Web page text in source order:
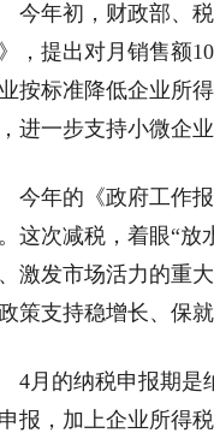
年初，财政部、税
，提出对月销售额
按标准降低企业所
进一步支持小微企业
年的《政府工作报
这次减税，着眼“放
激发市场活力的重
策支持稳增长、保
的纳税申报期是纳
报，加上企业所得